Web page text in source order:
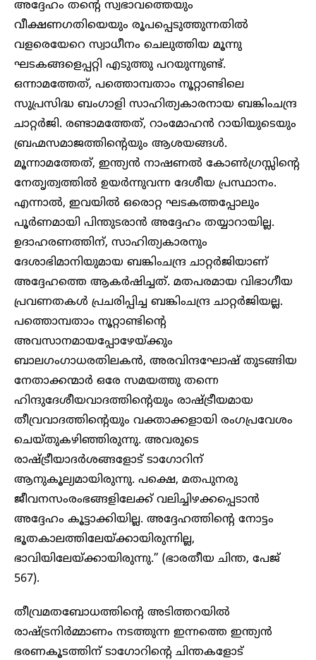
അദ്ദേഹം തന്റെ സ്വഭാവത്തെയും
വീക്ഷണഗതിയെയും രൂപപ്പെടുത്തുന്നതിൽ
വളരെയേറെ സ്വാധീനം ചെലുത്തിയ മൂന്നു
ഘടകങ്ങളെപ്പറ്റി എടുത്തു പറയുന്നുണ്ട്.
ഒന്നാമത്തേത്, പത്തൊമ്പതാം നൂറ്റാണ്ടിലെ
സുപ്രസിദ്ധ ബംഗാളി സാഹിത്യകാരനായ ബങ്കിംചന്ദ്ര
ചാറ്റർജി. രണ്ടാമത്തേത്, റാംമോഹൻ റായിയുടെയും
ബ്രഹ്മസമാജത്തിന്റെയും ആശയങ്ങൾ.
മൂന്നാമത്തേത്, ഇന്ത്യൻ നാഷണൽ കോൺഗ്രസ്സിന്റെ
നേതൃത്വത്തിൽ ഉയർന്നുവന്ന ദേശീയ പ്രസ്ഥാനം.
എന്നാൽ, ഇവയിൽ ഒരൊറ്റ ഘടകത്തപ്പോലും
പൂർണമായി പിന്തുടരാൻ അദ്ദേഹം തയ്യാറായില്ല.
ഉദാഹരണത്തിന്, സാഹിത്യകാരനും
ദേശാഭിമാനിയുമായ ബങ്കിംചന്ദ്ര ചാറ്റർജിയാണ്
അദ്ദേഹത്തെ ആകർഷിച്ചത്. മതപരമായ വിഭാഗീയ
പ്രവണതകൾ പ്രചരിപ്പിച്ച ബങ്കിംചന്ദ്ര ചാറ്റർജിയല്ല.
പത്തൊമ്പതാം നൂറ്റാണ്ടിന്റെ
അവസാനമായപ്പോഴേയ്ക്കും
ബാലഗംഗാധരതിലകൻ, അരവിന്ദഘോഷ് തുടങ്ങിയ
നേതാക്കന്മാർ ഒരേ സമയത്തു തന്നെ
ഹിന്ദുദേശീയവാദത്തിന്റെയും രാഷ്ട്രീയമായ
തീവ്രവാദത്തിന്റെയും വക്താക്കളായി രംഗപ്രവേശം
ചെയ്തുകഴിഞ്ഞിരുന്നു. അവരുടെ
രാഷ്ട്രീയാദർശങ്ങളോട് ടാഗോറിന്
ആനുകൂല്യമായിരുന്നു. പക്ഷെ, മതപുനരു
ജീവനസംരംഭങ്ങളിലേക്ക് വലിച്ചിഴക്കപ്പെടാൻ
അദ്ദേഹം കൂട്ടാക്കിയില്ല. അദ്ദേഹത്തിന്റെ നോട്ടം
ഭൂതകാലത്തിലേയ്ക്കായിരുന്നില്ല,
ഭാവിയിലേയ്ക്കായിരുന്നു.” (ഭാരതീയ ചിന്ത, പേജ്
567).
തീവ്രമതബോധത്തിന്റെ അടിത്തറയില്‍
രാഷ്ട്രനിര്‍മ്മാണം നടത്തുന്ന ഇന്നത്തെ ഇന്ത്യന്‍
ഭരണകൂടത്തിന് ടാഗോറിന്റെ ചിന്തകളോട്